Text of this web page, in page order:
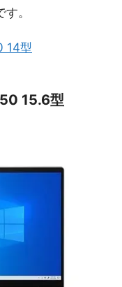
。
14型
15.6型